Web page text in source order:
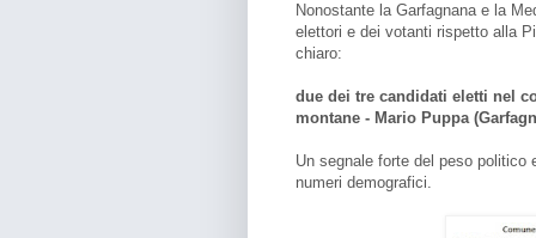
Nonostante la Garfagnana e la
elettori e dei votanti rispetto alla
chiaro:
due dei tre candidati eletti nel
montane - Mario Puppa
Un segnale forte del peso politico
numeri demografici.